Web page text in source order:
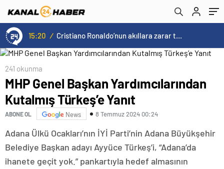
15:20 / Cristiano Ronaldo’nun akıllara zarar tüm kariyerinin istatistiğini çıkardık !
241 okunma
MHP Genel Başkan Yardımcılarından
Kutalmış Türkeş’e Yanıt
ABONE OL News 8 Temmuz 2024 00:24
Adana Ülkü Ocakları’nın İYİ Parti’nin Adana Büyükşehir
Belediye Başkan adayı Ayyüce Türkeş’i, “Adana’da
ihanete geçit yok.” pankartıyla hedef almasının